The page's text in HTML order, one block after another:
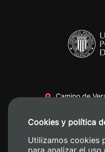
Camino de
+34
Cookies y política
Utilizamos cookies
para analizar el uso